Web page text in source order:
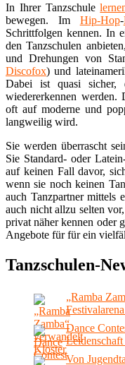
In Ihrer Tanzschule
bewegen. Im Hip-Hop-
Schrittfolgen kennen. In
den Tanzschulen
und Drehungen von
Discofox) und
Dabei ist quasi sicher,
wiedererkennen werden.
oft auf moderne und
langweilig wird.
Sie werden überrascht
Sie Standard- oder
auf keinen Fall davor,
wenn sie noch keinen
auch Tanzpartner mittels
auch nicht allzu selten
privat näher kennen oder
Angebote für für ein
Tanzschulen-
„Ramba
Dance
Von